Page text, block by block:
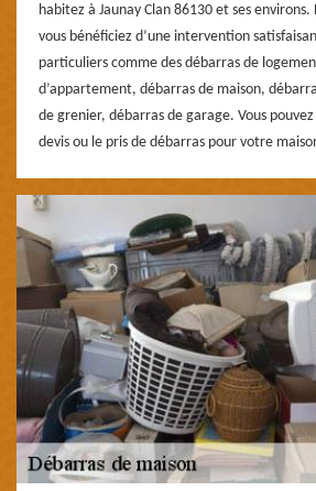
habitez à Jaunay Clan 86130 et ses
vous bénéficiez d’une intervention
particuliers comme des débarras de
d’appartement, débarras de maison,
de grenier, débarras de garage. Vous
devis ou le pris de débarras pour votre